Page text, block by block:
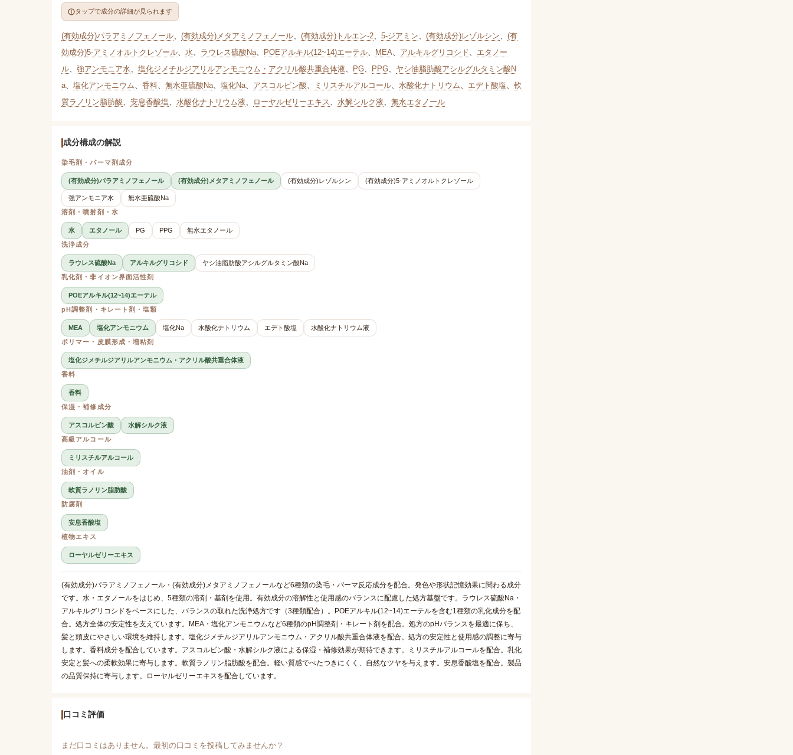
タップで成分の詳細が見られます
(有効成分)パラアミノフェノール、 (有効成分)メタアミノフェノール、 (有効成分)トルエン-2、 5-ジアミン、 (有効成分)レゾルシン、 (有
効成分)5-アミノオルトクレゾール、 水、 ラウレス硫酸Na、 POEアルキル(12~14)エーテル、 MEA、 アルキルグリコシド、 エタノー
ル、 強アンモニア水、 塩化ジメチルジアリルアンモニウム・アクリル酸共重合体液、 PG、 PPG、 ヤシ油脂肪酸アシルグルタミン酸N
a、 塩化アンモニウム、 香料、 無水亜硫酸Na、 塩化Na、 アスコルビン酸、 ミリスチルアルコール、 水酸化ナトリウム、 エデト酸塩、 軟
質ラノリン脂肪酸、 安息香酸塩、 水酸化ナトリウム液、 ローヤルゼリーエキス、 水解シルク液、 無水エタノール
成分構成の解説
染毛剤・パーマ剤成分
(有効成分)パラアミノフェノール (有効成分)メタアミノフェノール (有効成分)レゾルシン (有効成分)5-アミノオルトクレゾール
強アンモニア水
無水亜硫酸Na
溶剤・噴射剤・水
水 エタノール PG PPG
無水エタノール
洗浄成分
ラウレス硫酸Na アルキルグリコシド
ヤシ油脂肪酸アシルグルタミン酸Na
乳化剤・非イオン界面活性剤
POEアルキル(12~14)エーテル
pH調整剤・キレート剤・塩類
MEA 塩化アンモニウム 塩化Na 水酸化ナトリウム エデト酸塩
水酸化ナトリウム液
ポリマー・皮膜形成・増粘剤
塩化ジメチルジアリルアンモニウム・アクリル酸共重合体液
香料
香料
保湿・補修成分
アスコルビン酸
水解シルク液
高級アルコール
ミリスチルアルコール
油剤・オイル
軟質ラノリン脂肪酸
防腐剤
安息香酸塩
植物エキス
ローヤルゼリーエキス
(有効成分)パラアミノフェノール・(有効成分)メタアミノフェノールなど6種類の染毛・パーマ反応成分を配合。発色や形状記憶効果に関わる成分
です。水・エタノールをはじめ、5種類の溶剤・基剤を使用。有効成分の溶解性と使用感のバランスに配慮した処方基盤です。ラウレス硫酸Na・
アルキルグリコシドをベースにした、バランスの取れた洗浄処方です（3種類配合）。POEアルキル(12~14)エーテルを含む1種類の乳化成分を配
合。処方全体の安定性を支えています。MEA・塩化アンモニウムなど6種類のpH調整剤・キレート剤を配合。処方のpHバランスを最適に保ち、
髪と頭皮にやさしい環境を維持します。塩化ジメチルジアリルアンモニウム・アクリル酸共重合体液を配合。処方の安定性と使用感の調整に寄与
します。香料成分を配合しています。アスコルビン酸・水解シルク液による保湿・補修効果が期待できます。ミリスチルアルコールを配合。乳化
安定と髪への柔軟効果に寄与します。軟質ラノリン脂肪酸を配合。軽い質感でべたつきにくく、自然なツヤを与えます。安息香酸塩を配合。製品
の品質保持に寄与します。ローヤルゼリーエキスを配合しています。
口コミ評価
まだ口コミはありません。最初の口コミを投稿してみませんか？